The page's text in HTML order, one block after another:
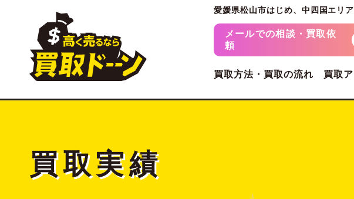
愛媛県松山市はじめ、 中四国エリ
メールでの相談・買取依
頼
買取方法・買取の流れ 買取
買取実績